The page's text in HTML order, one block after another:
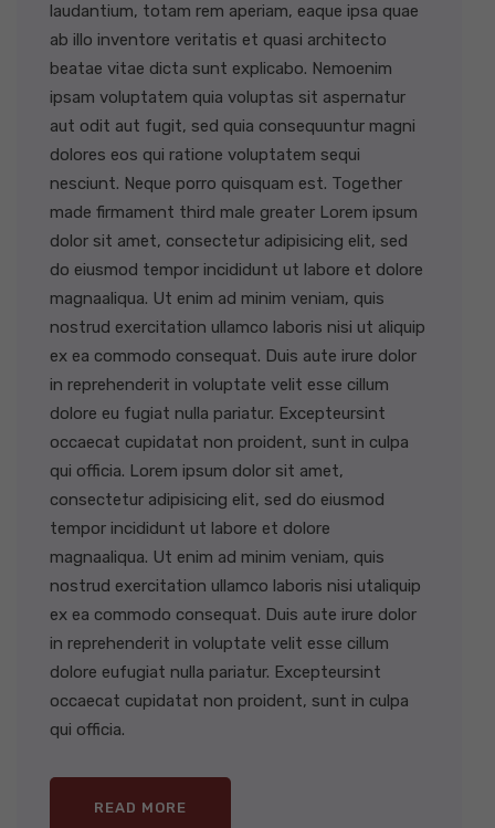
laudantium, totam rem aperiam, eaque ipsa quae
ab illo inventore veritatis et quasi architecto
beatae vitae dicta sunt explicabo. Nemoenim
ipsam voluptatem quia voluptas sit aspernatur
aut odit aut fugit, sed quia consequuntur magni
dolores eos qui ratione voluptatem sequi
nesciunt. Neque porro quisquam est. Together
made firmament third male greater Lorem ipsum
dolor sit amet, consectetur adipisicing elit, sed
do eiusmod tempor incididunt ut labore et dolore
magnaaliqua. Ut enim ad minim veniam, quis
nostrud exercitation ullamco laboris nisi ut aliquip
ex ea commodo consequat. Duis aute irure dolor
in reprehenderit in voluptate velit esse cillum
dolore eu fugiat nulla pariatur. Excepteursint
occaecat cupidatat non proident, sunt in culpa
qui officia. Lorem ipsum dolor sit amet,
consectetur adipisicing elit, sed do eiusmod
tempor incididunt ut labore et dolore
magnaaliqua. Ut enim ad minim veniam, quis
nostrud exercitation ullamco laboris nisi utaliquip
ex ea commodo consequat. Duis aute irure dolor
in reprehenderit in voluptate velit esse cillum
dolore eufugiat nulla pariatur. Excepteursint
occaecat cupidatat non proident, sunt in culpa
qui officia.
READ MORE